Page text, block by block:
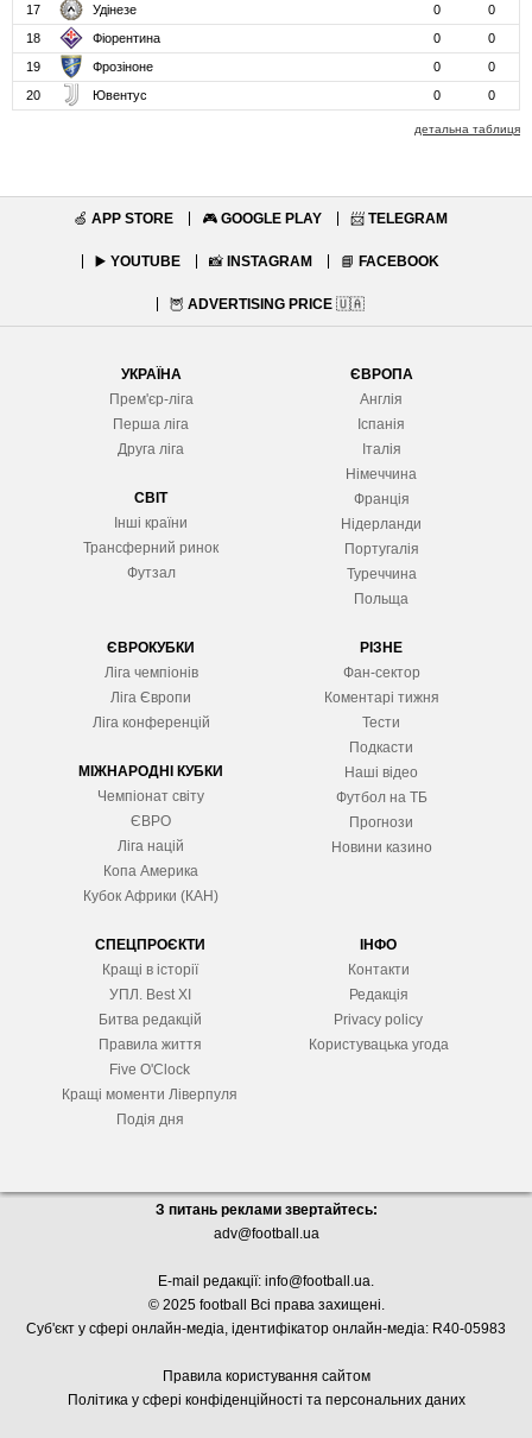
17
Удінезе 0
0
18
Фіорентина 0
0
19
Фрозіноне 0
0
20
Ювентус 0 0
детальна таблиця
🍏 APP STORE 🎮 GOOGLE PLAY 📨 TELEGRAM
▶️ YOUTUBE 📸 INSTAGRAM 📘 FACEBOOK
🦉 ADVERTISING PRICE 🇺🇦
УКРАЇНА
Прем'єр-ліга
Перша ліга
Друга ліга
СВІТ
Інші країни
Трансферний ринок
Футзал
ЄВРОПА
Англія
Іспанія
Італія
Німеччина
Франція
Нідерланди
Португалія
Туреччина
Польща
ЄВРОКУБКИ
Ліга чемпіонів
Ліга Європи
Ліга конференцій
МІЖНАРОДНІ КУБКИ
Чемпіонат світу
ЄВРО
Ліга націй
Копа Америка
Кубок Африки (КАН)
РІЗНЕ
Фан-сектор
Коментарі тижня
Тести
Подкасти
Наші відео
Футбол на ТБ
Прогнози
Новини казино
СПЕЦПРОЄКТИ
Кращі в історії
УПЛ. Best XІ
Битва редакцій
Правила життя
Five O'Clock
Кращі моменти Ліверпуля
Подія дня
ІНФО
Контакти
Редакція
Privacy policy
Користувацька угода
З питань реклами звертайтесь:
adv@football.ua
E-mail редакції: info@football.ua.
© 2025 football Всі права захищені.
Суб'єкт у сфері онлайн-медіа, ідентифікатор онлайн-медіа: R40-05983
Правила користування сайтом
Політика у сфері конфіденційності та персональних даних